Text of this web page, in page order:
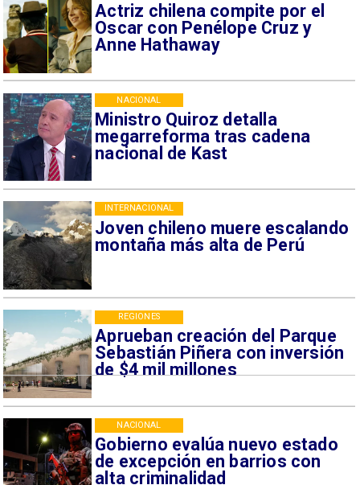
Actriz chilena compite por el
Oscar con Penélope Cruz y
Anne Hathaway
Ministro Quiroz detalla
megarreforma tras cadena
nacional de Kast
NACIONAL
Joven chileno muere escalando
montaña más alta de Perú
INTERNACIONAL
Aprueban creación del Parque
Sebastián Piñera con inversión
de $4 mil millones
REGIONES
Gobierno evalúa nuevo estado
de excepción en barrios con
alta criminalidad
NACIONAL